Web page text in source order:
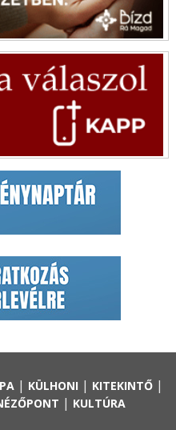
| KÜLHONI | KITEKINTŐ|
| KULTÚRA